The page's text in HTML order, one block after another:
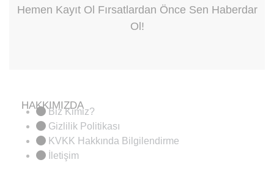
Hemen Kayıt Ol Fırsatlardan Önce Sen Haberdar
Ol!
HAKKIMIZDA
Biz Kimiz?
Gizlilik Politikası
KVKK Hakkında Bilgilendirme
İletişim